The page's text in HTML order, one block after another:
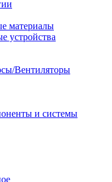
материалы
устройства
Вентиляторы
и системы